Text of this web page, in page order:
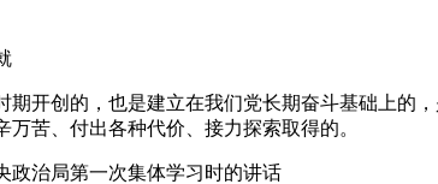
开创的，也是建立在我们党长期奋斗基础上的，
苦、付出各种代价、接力探索取得的。
治局第一次集体学习时的讲话